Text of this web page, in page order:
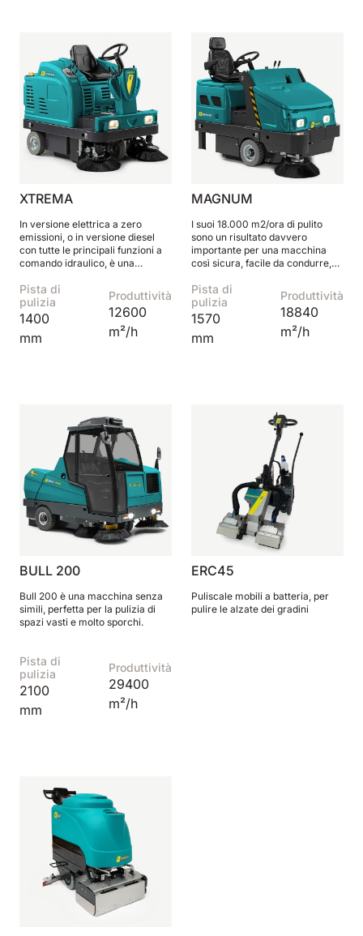
XTREMA
In versione elettrica a zero
emissioni, o in versione diesel
con tutte le principali funzioni a
comando idraulico, è una
Pista di
pulizia
1400
mm
Produttività
12600
m²/h
MAGNUM
I suoi 18.000 m2/ora di pulito
sono un risultato davvero
importante per una macchina
così sicura, facile da condurre,
di categoria.
Pista di
pulizia
1570
mm
Produttività
18840
m²/h
BULL 200
Bull 200 è una macchina senza
simili, perfetta per la pulizia di
spazi vasti e molto sporchi.
Pista di
pulizia
2100
mm
Produttività
29400
m²/h
ERC45
Puliscale mobili a batteria, per
pulire le alzate dei gradini